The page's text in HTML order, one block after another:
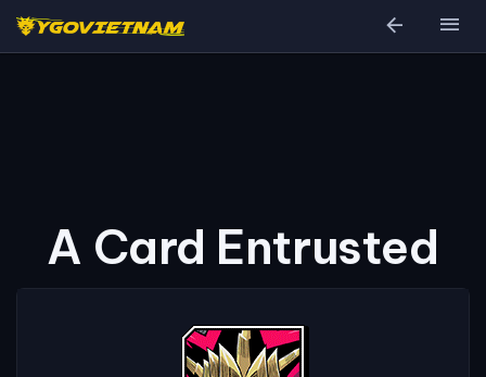
arrow_back menu
A Card Entrusted